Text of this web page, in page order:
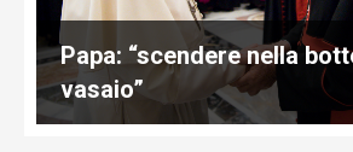
Papa: “scendere nella
vasaio”